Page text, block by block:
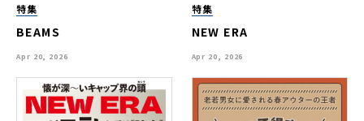
特集
BEAMS
Apr 20, 2026
特集
NEW ERA
Apr 20, 2026